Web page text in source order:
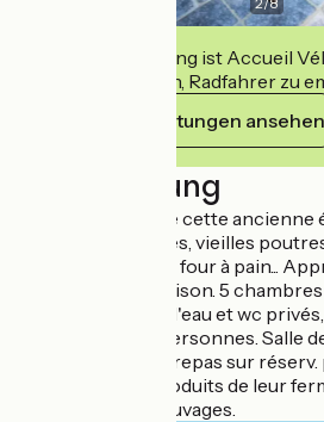
Diese Einrichtung ist Accueil
verpflichtet sich, Radfahrer zu
Ihre Verpflichtungen ansehen
Beschreibung
La restauration de cette ancienne
pierres apparentes, vieilles
ardéchoise et son four à pain...
silence de leur maison. 5
toutes avec salle d'eau et wc
d'accueillir 2 à 4 personnes. Salle
jeux ou la lecture, repas sur
salle à manger. Produits de leur
locaux, plantes sauvages.